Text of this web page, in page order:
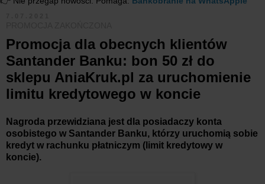
Promocja dla obecnych klientów
Santander Banku: bon 50 zł do
sklepu AniaKruk.pl za uruchomienie
limitu kredytowego w koncie
Nagroda przewidziana jest dla posiadaczy konta
osobistego w Santander Banku, którzy uruchomią sobie
kredyt w rachunku płatniczym (limit kredytowy w
koncie).